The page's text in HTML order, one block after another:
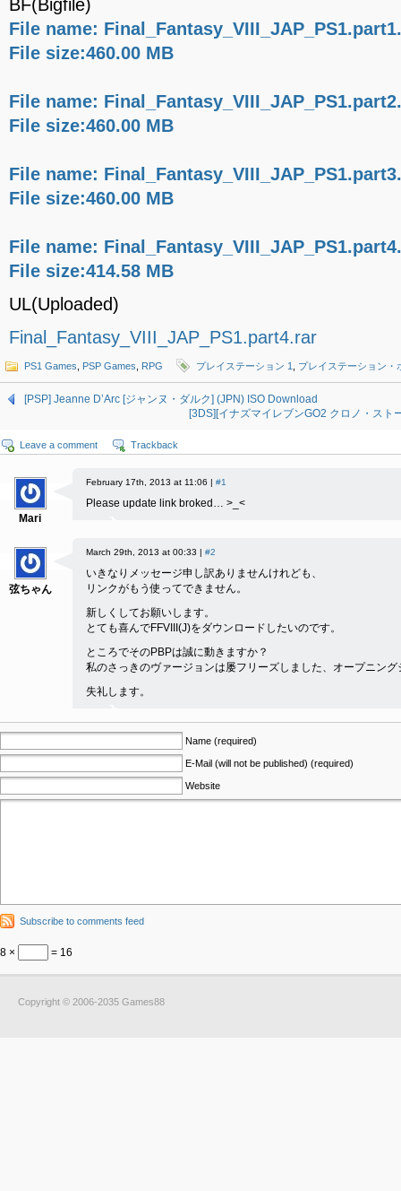
BF(Bigfile)
File name:
File size:460.00 MB
File name:
File size:460.00 MB
File name:
File size:460.00 MB
File name:
File size:414.58 MB
UL(Uploaded)
Final_Fantasy_VIII_JAP_PS1.part4.rar
PS1 Games PSP Games RPG プレイステーション 1 プレイステーション・
[PSP] Jeanne D’Arc [ジャンヌ・ダルク] (JPN) ISO Download
[3DS][イナズマイレブンGO2 クロノ・ス
Leave a comment Trackback
Mari
February 17th, 2013 at 11:06 | #1
Please update link broked… >_<
弦ちゃん
March 29th, 2013 at 00:33 | #2
いきなりメッセージ申し訳ありませんけれども、
リンクがもう使ってできません。
新しくしてお願いします。
とても喜んでFFVIII(J)をダウンロードしたいのです。
ところでそのPBPは誠に動きますか？
私のさっきのヴァージョンは屡フリーズしました、オープニング
失礼します。
Name (required)
E-Mail (will not be published) (required)
Website
Subscribe to comments feed
8 × = 16
Copyright © 2006-2035 Games88